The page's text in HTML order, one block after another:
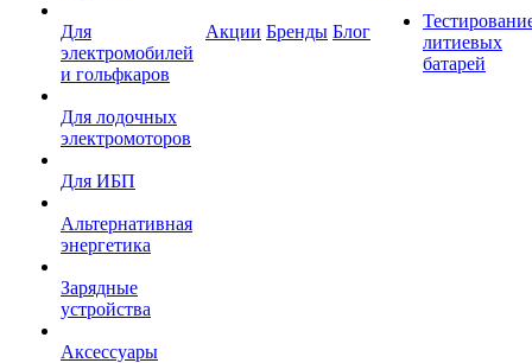
Для
электромобилей
и гольфкаров
Для лодочных
электромоторов
Для ИБП
Альтернативная
энергетика
Зарядные
устройства
Аксессуары
Акции Бренды Блог
литиевых
батарей